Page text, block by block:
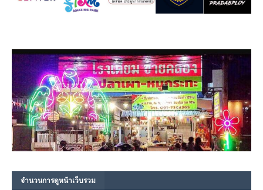
จำนวนการดูหน้าเว็บรวม